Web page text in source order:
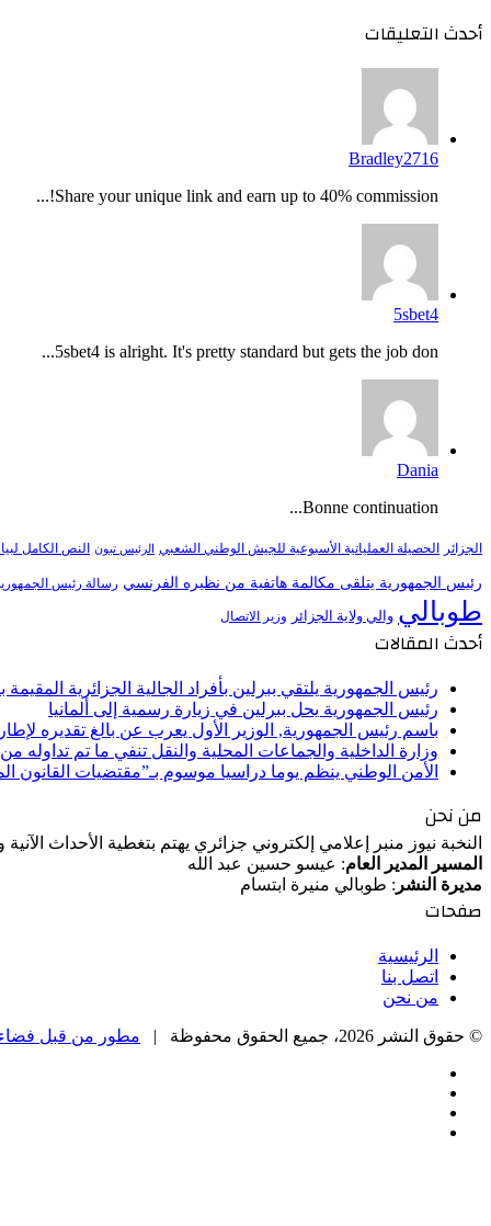
أحدث التعليقات
Bradley2716
Share your unique link and earn up to 40% commission!...
5sbet4
5sbet4 is alright. It's pretty standard but gets the job don...
Dania
Bonne continuation...
الجزائر الحصيلة العملياتية الأسبوعية للجيش الوطني الشعبي الرئيس تبون النص الكامل
رئيس الجمهورية يتلقى مكالمة هاتفية من نظيره الفرنسي رسالة رئيس
طوبالي والي ولاية الجزائر وزير الاتصال
أحدث المقالات
رئيس الجمهورية يلتقي ببرلين بأفراد الجالية الجزائرية المقيمة
رئيس الجمهورية يحل ببرلين في زيارة رسمية إلى ألمانيا
باسم رئيس الجمهورية, الوزير الأول يعرب عن بالغ تقديره
وزارة الداخلية والجماعات المحلية والنقل تنفي ما تم
الأمن الوطني ينظم يوما دراسيا موسوم بـ”مقتضيات
من نحن
النخبة نيوز منبر إعلامي إلكتروني جزائري يهتم بتغطية الأحداث
المسير المدير العام: عيسو حسين عبد الله
مديرة النشر : طوبالي منيرة ابتسام
صفحات
الرئيسية
اتصل بنا
من نحن
© حقوق النشر 2026، جميع الحقوق محفوظة |
مطور من قبل